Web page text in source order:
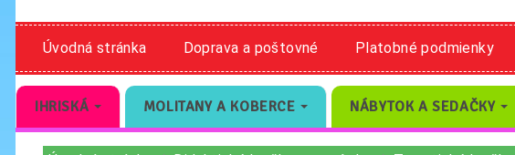
Úvodná stránka Doprava a poštovné Platobné podmienky
IHRISKÁ MOLITANY A KOBERCE NÁBYTOK A SEDAČKY